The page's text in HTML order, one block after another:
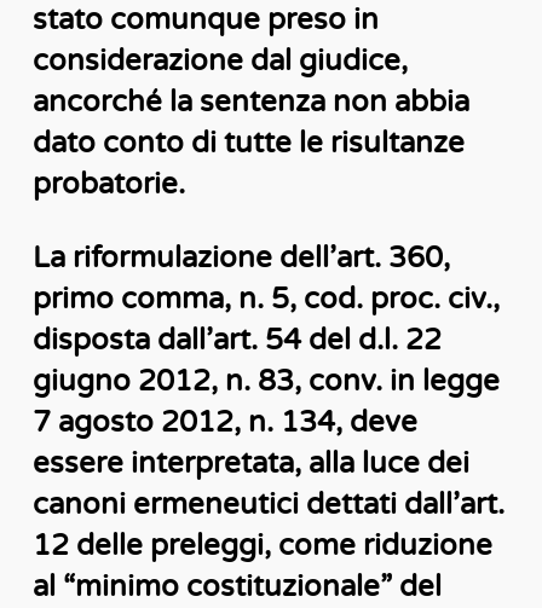
stato comunque preso in
considerazione dal giudice,
ancorché la sentenza non abbia
dato conto di tutte le risultanze
probatorie.
La riformulazione dell’art. 360,
primo comma, n. 5, cod. proc. civ.,
disposta dall’art. 54 del d.l. 22
giugno 2012, n. 83, conv. in legge
7 agosto 2012, n. 134, deve
essere interpretata, alla luce dei
canoni ermeneutici dettati dall’art.
12 delle preleggi, come riduzione
al “minimo costituzionale” del